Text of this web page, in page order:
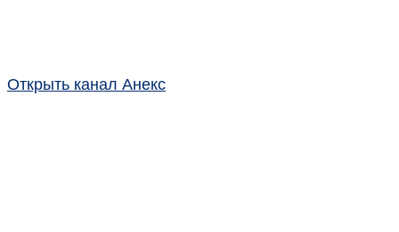
Открыть канал Анекс